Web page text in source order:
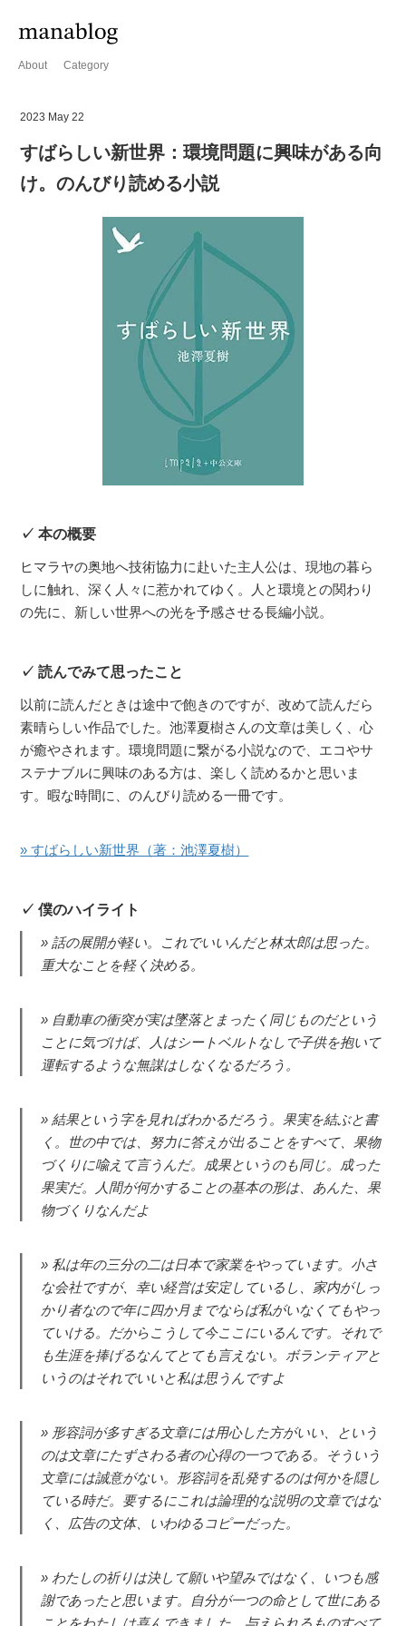
About Category
2023 May 22
すばらしい新世界：環境問題に興味がある向
け。のんびり読める小説
本の概要
ヒマラヤの奥地へ技術協力に赴いた主人公は、現地の暮ら
しに触れ、深く人々に惹かれてゆく。人と環境との関わり
の先に、新しい世界への光を予感させる長編小説。
読んでみて思ったこと
以前に読んだときは途中で飽きのですが、改めて読んだら
素晴らしい作品でした。池澤夏樹さんの文章は美しく、心
が癒やされます。環境問題に繋がる小説なので、エコやサ
ステナブルに興味のある方は、楽しく読めるかと思いま
す。暇な時間に、のんびり読める一冊です。
» すばらしい新世界（著：池澤夏樹）
僕のハイライト
話の展開が軽い。これでいいんだと林太郎は思った。
重大なことを軽く決める。
自動車の衝突が実は墜落とまったく同じものだという
ことに気づけば、人はシートベルトなしで子供を抱いて
運転するような無謀はしなくなるだろう。
結果という字を見ればわかるだろう。果実を結ぶと書
く。世の中では、努力に答えが出ることをすべて、果物
づくりに喩えて言うんだ。成果というのも同じ。成った
果実だ。人間が何かすることの基本の形は、あんた、果
物づくりなんだよ
私は年の三分の二は日本で家業をやっています。小さ
な会社ですが、幸い経営は安定しているし、家内がしっ
かり者なので年に四か月までならば私がいなくてもやっ
ていける。だからこうして今ここにいるんです。それで
も生涯を捧げるなんてとても言えない。ボランティアと
いうのはそれでいいと私は思うんですよ
形容詞が多すぎる文章には用心した方がいい、という
のは文章にたずさわる者の心得の一つである。そういう
文章には誠意がない。形容詞を乱発するのは何かを隠し
ている時だ。要するにこれは論理的な説明の文章ではな
く、広告の文体、いわゆるコピーだった。
わたしの祈りは決して願いや望みではなく、いつも感
謝であったと思います。自分が一つの命として世にある